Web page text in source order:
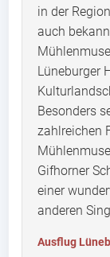
in der
auch
Lüneburger
Besonders
zahlreichen
Gifhorner
einer
anderen
Ausflug